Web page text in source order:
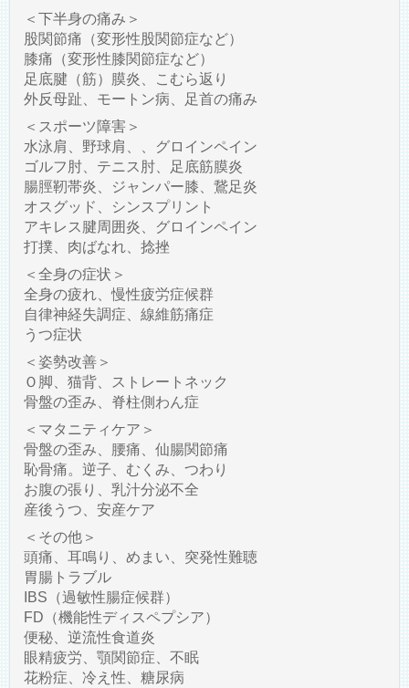
＜下半身の痛み＞
股関節痛（変形性股関節症など）
膝痛（変形性膝関節症など）
足底腱（筋）膜炎、こむら返り
外反母趾、モートン病、足首の痛み
＜スポーツ障害＞
水泳肩、野球肩、、グロインペイン
ゴルフ肘、テニス肘、足底筋膜炎
腸脛靭帯炎、ジャンパー膝、鵞足炎
オスグッド、シンスプリント
アキレス腱周囲炎、グロインペイン
打撲、肉ばなれ、捻挫
＜全身の症状＞
全身の疲れ、慢性疲労症候群
自律神経失調症、線維筋痛症
うつ症状
＜姿勢改善＞
Ｏ脚、猫背、ストレートネック
骨盤の歪み、脊柱側わん症
＜マタニティケア＞
骨盤の歪み、腰痛、仙腸関節痛
恥骨痛。逆子、むくみ、つわり
お腹の張り、乳汁分泌不全
産後うつ、安産ケア
＜その他＞
頭痛、耳鳴り、めまい、突発性難聴
胃腸トラブル
IBS（過敏性腸症候群）
FD（機能性ディスペプシア）
便秘、逆流性食道炎
眼精疲労、顎関節症、不眠
花粉症、冷え性、糖尿病